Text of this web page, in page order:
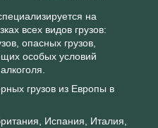
на
всех видов грузов:
опасных грузов,
особых условий
грузов из Европы в
Испания, Италия,